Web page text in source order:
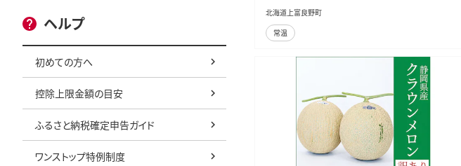
ヘルプ
初めての方へ
控除上限金額の目安
ふるさと納税確定申告ガイド
ワンストップ特例制度
北海道上富良野町
常温